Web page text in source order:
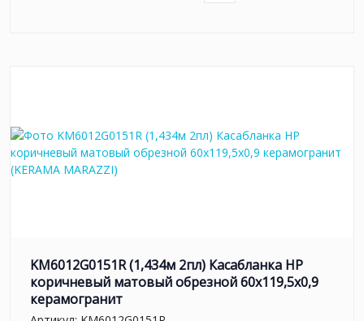
KM6012G0151R (1,434м 2пл) Касабланка HP
коричневый матовый обрезной 60x119,5x0,9
керамогранит